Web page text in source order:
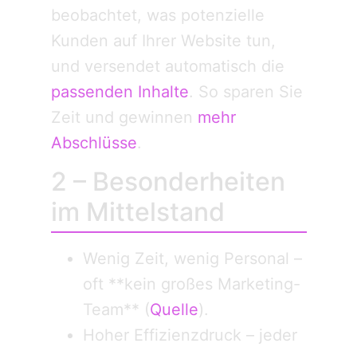
beobachtet, was potenzielle
Kunden auf Ihrer Website tun,
und versendet automatisch die
passenden Inhalte. So sparen Sie
Zeit und gewinnen mehr
Abschlüsse.
2 – Besonderheiten
im Mittelstand
Wenig Zeit, wenig Personal –
oft **kein großes Marketing-
Team** (Quelle).
Hoher Effizienzdruck – jeder